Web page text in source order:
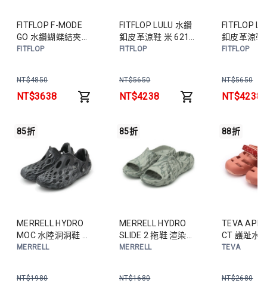
FITFLOP F-MODE
GO 水鑽蝴蝶結夾腳
拖鞋 黑 6212-15973
FITFLOP
NT$4850
NT$3638
FITFLOP LULU 水鑽
釦皮革涼鞋 米 6212-
16234 女鞋
FITFLOP
NT$5650
NT$4238
FITFLOP
釦皮革涼鞋
6212-
FITFLOP
NT$5650
NT$4238
85折
MERRELL HYDRO
MOC 水陸洞洞鞋 黑
ML48595 男鞋
MERRELL
NT$1980
85折
MERRELL HYDRO
SLIDE 2 拖鞋 渲染綠
ML00003588 男鞋
MERRELL
NT$1680
88折
TEVA
CT 護趾水
鞋 珊瑚
TEVA
NT$2680